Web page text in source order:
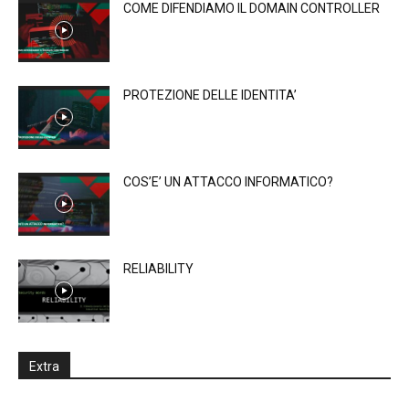
COME DIFENDIAMO IL DOMAIN CONTROLLER
PROTEZIONE DELLE IDENTITA’
COS’E’ UN ATTACCO INFORMATICO?
RELIABILITY
Extra